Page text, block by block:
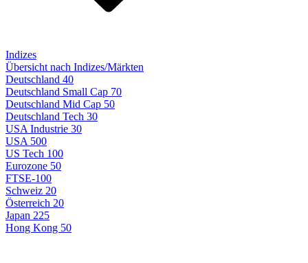
Indizes
Übersicht nach Indizes/Märkten
Deutschland 40
Deutschland Small Cap 70
Deutschland Mid Cap 50
Deutschland Tech 30
USA Industrie 30
USA 500
US Tech 100
Eurozone 50
FTSE-100
Schweiz 20
Österreich 20
Japan 225
Hong Kong 50